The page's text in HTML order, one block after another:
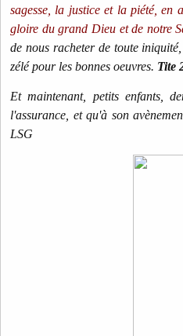
sagesse, la justice et la piété, en
gloire du grand Dieu et de notre
de nous racheter de toute
zélé pour les bonnes oeuvres. Tite
Et maintenant, petits enfants,
l'assurance, et qu'à son
LSG